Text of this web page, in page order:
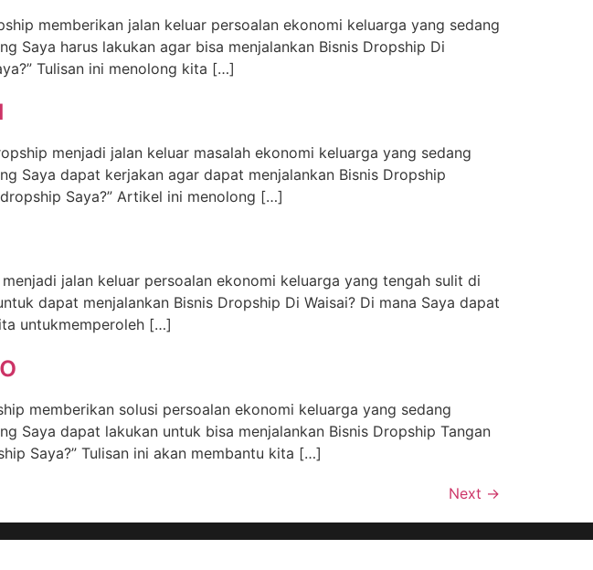
memberikan jalan keluar persoalan ekonomi keluarga yang sedang
Saya harus lakukan agar bisa menjalankan Bisnis Dropship Di
Tulisan ini menolong kita […]
menjadi jalan keluar masalah ekonomi keluarga yang sedang
Saya dapat kerjakan agar dapat menjalankan Bisnis Dropship
Saya?” Artikel ini menolong […]
jalan keluar persoalan ekonomi keluarga yang tengah sulit di
dapat menjalankan Bisnis Dropship Di Waisai? Di mana Saya dapat
untukmemperoleh […]
memberikan solusi persoalan ekonomi keluarga yang sedang
Saya dapat lakukan untuk bisa menjalankan Bisnis Dropship Tangan
Saya?” Tulisan ini akan membantu kita […]
Next →